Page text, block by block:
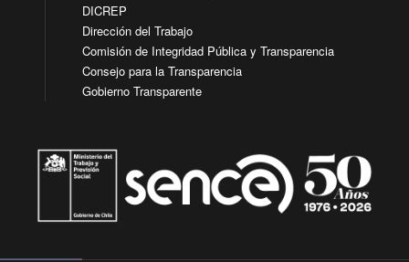
DICREP
Dirección del Trabajo
Comisión de Integridad Pública y Transparencia
Consejo para la Transparencia
Gobierno Transparente